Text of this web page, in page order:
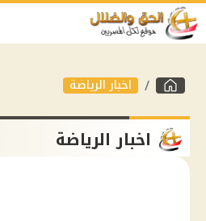
اخبار الرياضة
اخبار الرياضة